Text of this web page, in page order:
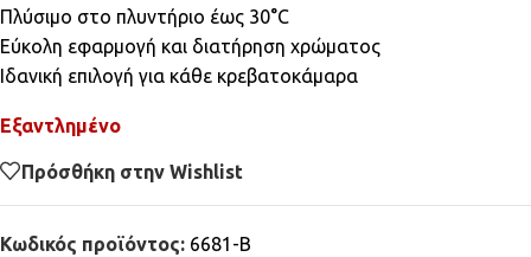
Πλύσιμο στο πλυντήριο έως 30°C
Εύκολη εφαρμογή και διατήρηση χρώματος
Ιδανική επιλογή για κάθε κρεβατοκάμαρα
Εξαντλημένο
Πρόσθήκη στην Wishlist
Κωδικός προϊόντος: 6681-B